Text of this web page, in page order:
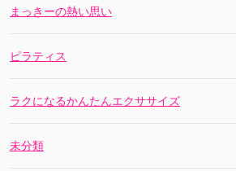
まっきーの熱い思い
ピラティス
ラクになるかんたんエクササイズ
未分類